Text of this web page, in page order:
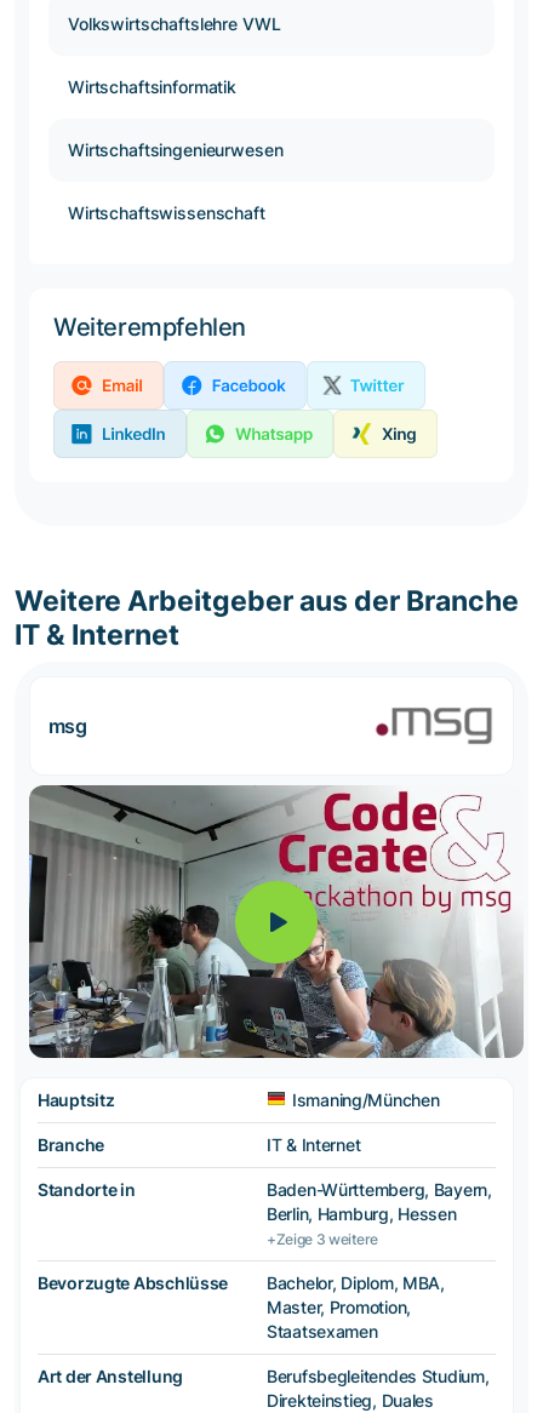
Volkswirtschaftslehre VWL
Wirtschaftsinformatik
Wirtschaftsingenieurwesen
Wirtschaftswissenschaft
Weiterempfehlen
Weitere Arbeitgeber aus der Branche
IT & Internet
msg
Hauptsitz Ismaning/München
Branche IT & Internet
Standorte in
Baden-Württemberg, Bayern,
Berlin, Hamburg, Hessen
+Zeige 3 weitere
Bevorzugte Abschlüsse
Bachelor, Diplom, MBA,
Master, Promotion,
Staatsexamen
Art der Anstellung
Berufsbegleitendes Studium,
Direkteinstieg, Duales